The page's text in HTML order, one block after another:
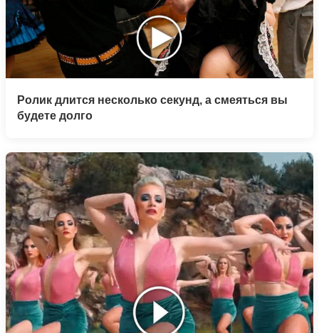
Ролик длится несколько секунд, а смеяться вы
будете долго